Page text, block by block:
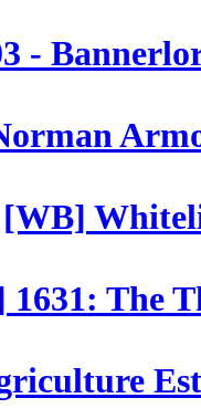
-
[WB]
1631: The